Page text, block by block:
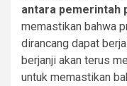
antara pemerintah
memastikan bahwa
dirancang dapat
berjanji akan terus
untuk memastikan